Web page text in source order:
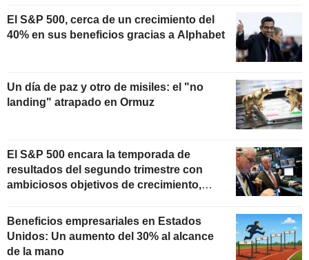
El S&P 500, cerca de un crecimiento del
40% en sus beneficios gracias a Alphabet
Un día de paz y otro de misiles: el "no
landing" atrapado en Ormuz
El S&P 500 encara la temporada de
resultados del segundo trimestre con
ambiciosos objetivos de crecimiento,
Beneficios empresariales en Estados
Unidos: Un aumento del 30% al alcance
de la mano